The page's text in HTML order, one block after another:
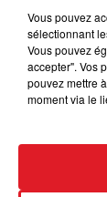
Vous pouvez
sélectionnant
Vous pouvez
accepter". Vos
pouvez mettre
moment via le